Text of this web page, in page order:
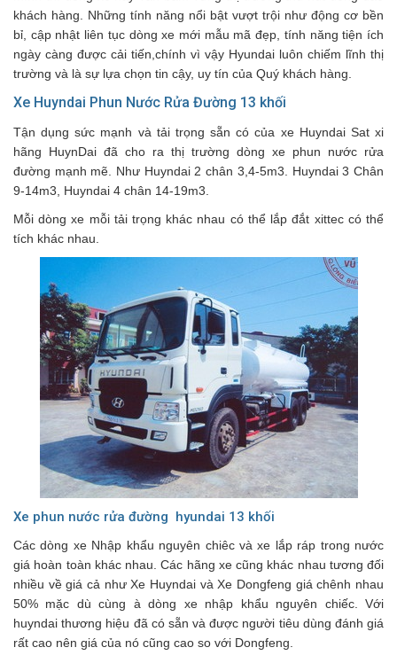
khách hàng. Những tính năng nổi bật vượt trội như động cơ bền
bỉ, cập nhật liên tục dòng xe mới mẫu mã đẹp, tính năng tiện ích
ngày càng được cải tiến,chính vì vậy Hyundai luôn chiếm lĩnh thị
trường và là sự lựa chọn tin cậy, uy tín của Quý khách hàng.
Xe Huyndai Phun Nước Rửa Đường 13 khối
Tận dụng sức mạnh và tải trọng sẵn có của xe Huyndai Sat xi
hãng HuynDai đã cho ra thị trường dòng xe phun nước rửa
đường mạnh mẽ. Như Huyndai 2 chân 3,4-5m3. Huyndai 3 Chân
9-14m3, Huyndai 4 chân 14-19m3.
Mỗi dòng xe mỗi tải trọng khác nhau có thể lắp đắt xittec có thể
tích khác nhau.
Xe phun nước rửa đường hyundai 13 khối
Các dòng xe Nhập khẩu nguyên chiêc và xe lắp ráp trong nước
giá hoàn toàn khác nhau. Các hãng xe cũng khác nhau tương đối
nhiều về giá cả như Xe Huyndai và Xe Dongfeng giá chênh nhau
50% mặc dù cùng à dòng xe nhập khẩu nguyên chiếc. Với
huyndai thương hiệu đã có sẵn và được người tiêu dùng đánh giá
rất cao nên giá của nó cũng cao so với Dongfeng.